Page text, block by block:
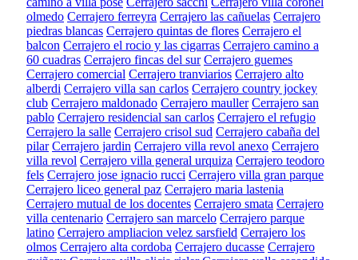
olmedo Cerrajero ferreyra Cerrajero las cañuelas Cerrajero
piedras blancas Cerrajero quintas de flores Cerrajero el
balcon Cerrajero el rocio y las cigarras Cerrajero camino a
60 cuadras Cerrajero fincas del sur Cerrajero guemes
Cerrajero comercial Cerrajero tranviarios Cerrajero alto
alberdi Cerrajero villa san carlos Cerrajero country jockey
club Cerrajero maldonado Cerrajero mauller Cerrajero san
pablo Cerrajero residencial san carlos Cerrajero el refugio
Cerrajero la salle Cerrajero crisol sud Cerrajero cabaña del
pilar Cerrajero jardin Cerrajero villa revol anexo Cerrajero
villa revol Cerrajero villa general urquiza Cerrajero teodoro
fels Cerrajero jose ignacio rucci Cerrajero villa gran parque
Cerrajero liceo general paz Cerrajero maria lastenia
Cerrajero mutual de los docentes Cerrajero smata Cerrajero
villa centenario Cerrajero san marcelo Cerrajero parque
latino Cerrajero ampliacion velez sarsfield Cerrajero los
olmos Cerrajero alta cordoba Cerrajero ducasse Cerrajero